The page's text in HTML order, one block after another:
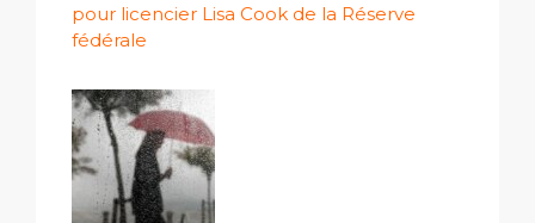
pour licencier Lisa Cook de la Réserve
fédérale